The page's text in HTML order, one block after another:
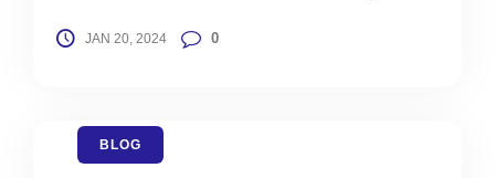
JAN 20, 2024 0
BLOG